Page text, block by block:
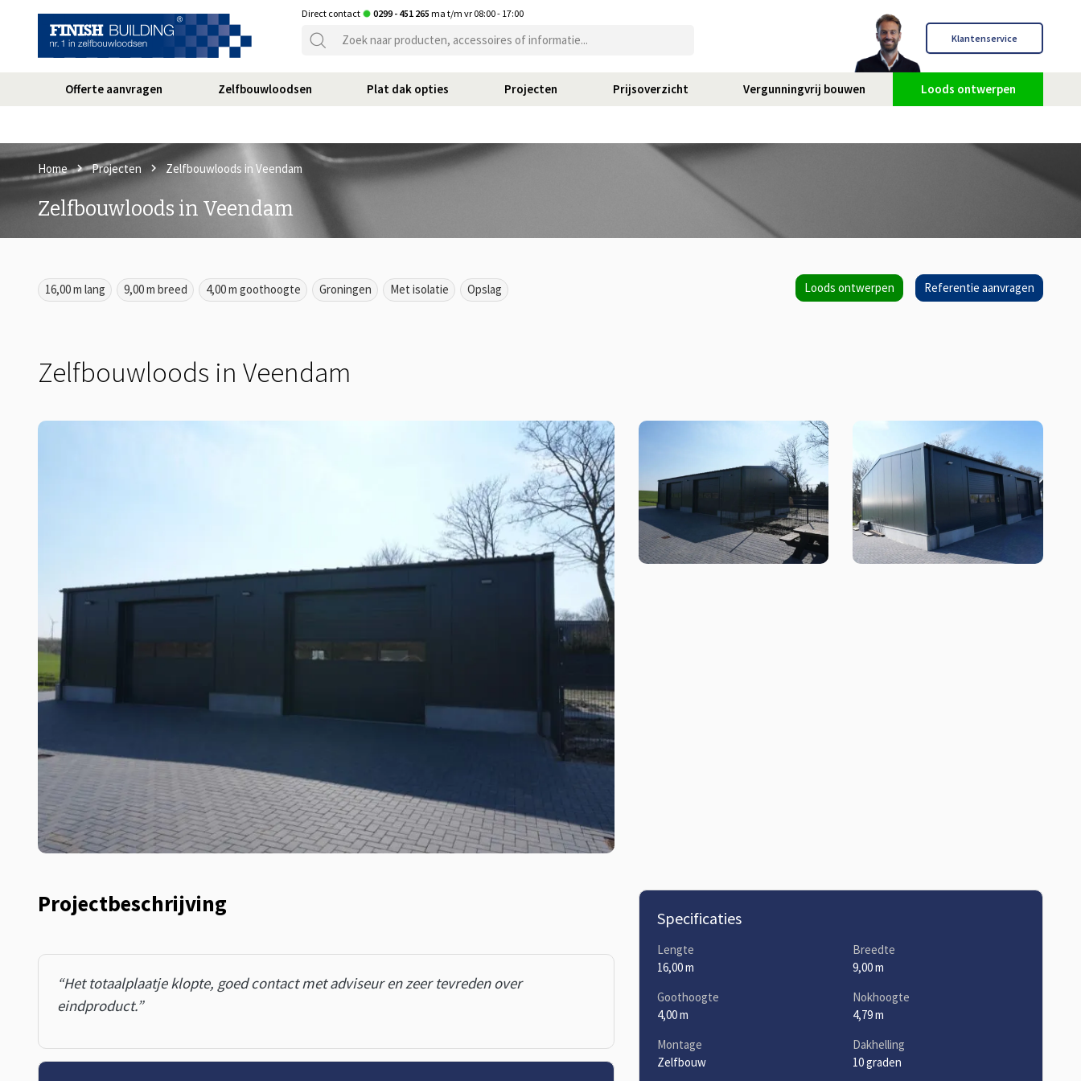
Klantenservice
Direct contact 0299 - 451 265 ma t/m vr 08:00 - 17:00
Offerte aanvragen Zelfbouwloodsen Plat dak opties Projecten Prijsoverzicht Vergunningvrij bouwen Loods ontwerpen
Home Projecten Zelfbouwloods in Veendam
Zelfbouwloods in Veendam
16,00 m lang 9,00 m breed 4,00 m goothoogte Groningen Met isolatie Opslag Loods ontwerpen Referentie aanvragen
Zelfbouwloods in Veendam
Projectbeschrijving
“Het totaalplaatje klopte, goed contact met adviseur en zeer tevreden over
eindproduct.”
Specificaties
Lengte
16,00 m
Breedte
9,00 m
Goothoogte
4,00 m
Nokhoogte
4,79 m
Montage
Zelfbouw
Dakhelling
10 graden